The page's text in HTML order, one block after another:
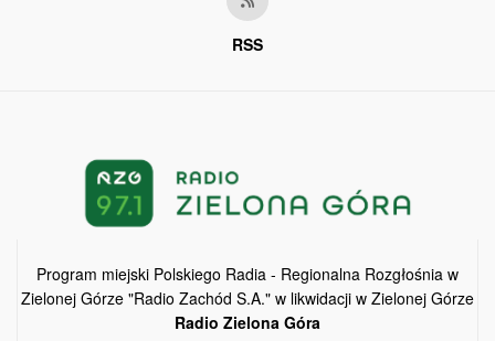
RSS
Program miejski Polskiego Radia - Regionalna Rozgłośnia w
Zielonej Górze "Radio Zachód S.A." w likwidacji w Zielonej Górze
Radio Zielona Góra